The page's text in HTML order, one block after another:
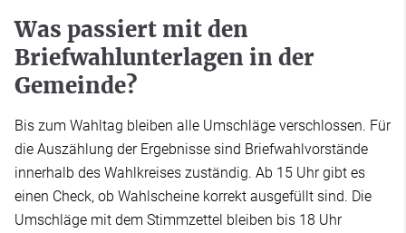
Was passiert mit den
Briefwahlunterlagen in der
Gemeinde?
Bis zum Wahltag bleiben alle Umschläge verschlossen. Für
die Auszählung der Ergebnisse sind Briefwahlvorstände
innerhalb des Wahlkreises zuständig. Ab 15 Uhr gibt es
einen Check, ob Wahlscheine korrekt ausgefüllt sind. Die
Umschläge mit dem Stimmzettel bleiben bis 18 Uhr